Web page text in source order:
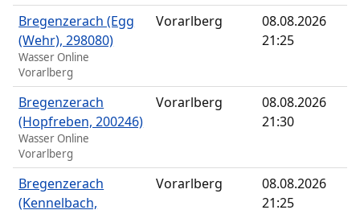
Bregenzerach (Egg
(Wehr), 298080)
Wasser Online
Vorarlberg
Vorarlberg
08.08.2026
21:25
Bregenzerach
(Hopfreben, 200246)
Wasser Online
Vorarlberg
Vorarlberg
08.08.2026
21:30
Bregenzerach
(Kennelbach,
Vorarlberg
08.08.2026
21:25